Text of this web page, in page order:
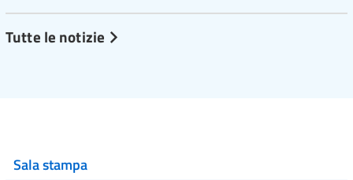
Tutte le notizie
Sala stampa